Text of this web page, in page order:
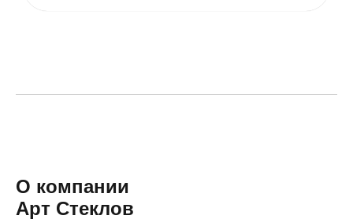
О компании
Арт Стеклов